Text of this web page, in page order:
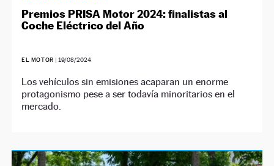
Premios PRISA Motor 2024: finalistas al
Coche Eléctrico del Año
EL MOTOR | 19/08/2024
Los vehículos sin emisiones acaparan un enorme
protagonismo pese a ser todavía minoritarios en el
mercado.